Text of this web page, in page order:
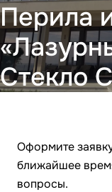
Перила
Стекло
Оформите
ближайшее
вопросы.